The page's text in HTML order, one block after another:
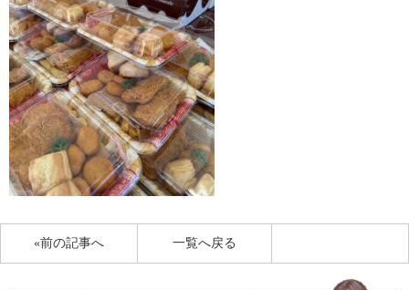
«前の記事へ 一覧へ戻る